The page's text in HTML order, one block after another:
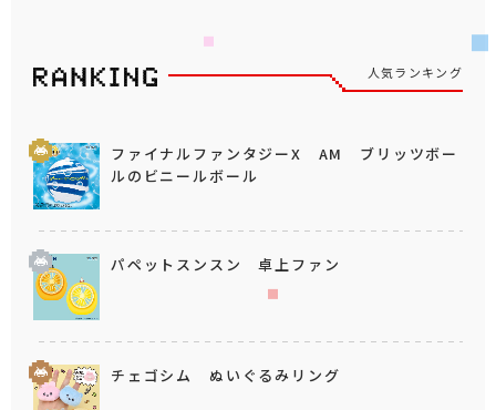
人気ランキング
ファイナルファンタジーX AM ブリッツボー
ルのビニールボール
パペットスンスン 卓上ファン
チェゴシム ぬいぐるみリング